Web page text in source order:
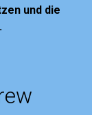
und die